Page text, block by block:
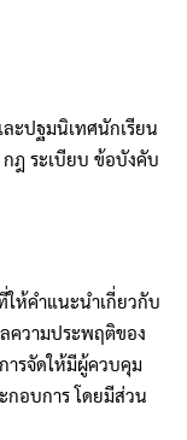
ะปฐมนิเทศนักเรียน
กฎ ระเบียบ ข้อบังคับ
ห้คำแนะนำเกี่ยวกับ
ความประพฤติของ
ารจัดให้มีผู้ควบคุม
กอบการ โดยมีส่วน